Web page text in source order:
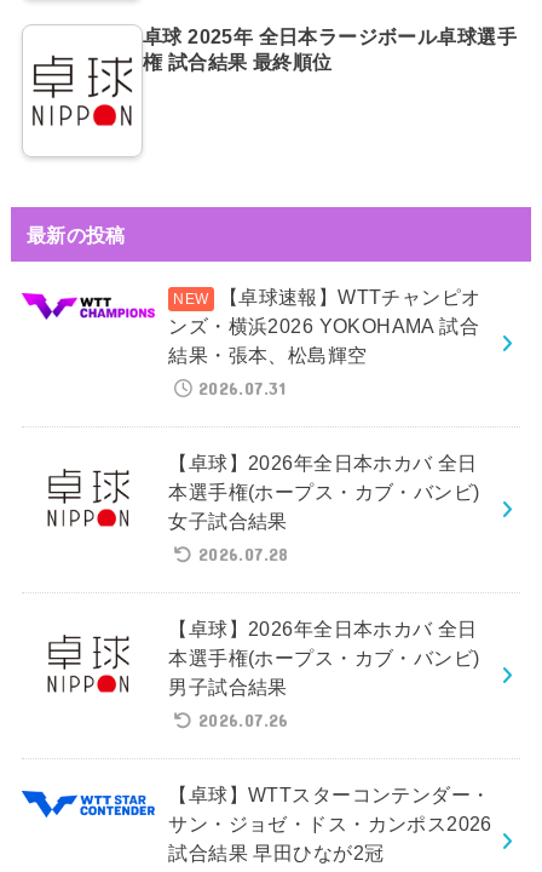
卓球 2025年 全日本ラージボール卓球選手
権 試合結果 最終順位
最新の投稿
【卓球速報】WTTチャンピオ
ンズ・横浜2026 YOKOHAMA 試合
結果・張本、松島輝空
2026.07.31
【卓球】2026年全日本ホカバ 全日
本選手権(ホープス・カブ・バンビ)
女子試合結果
2026.07.28
【卓球】2026年全日本ホカバ 全日
本選手権(ホープス・カブ・バンビ)
男子試合結果
2026.07.26
【卓球】WTTスターコンテンダー・
サン・ジョゼ・ドス・カンポス2026
試合結果 早田ひなが2冠